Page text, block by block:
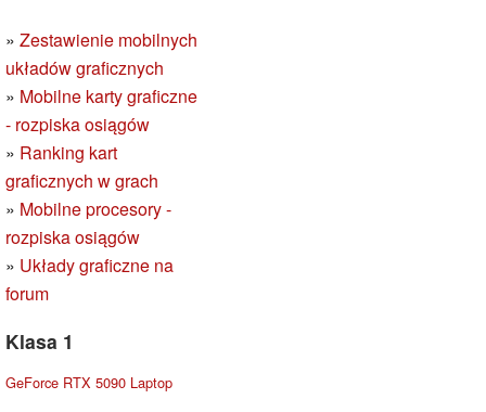
» Zestawienie mobilnych
układów graficznych
» Mobilne karty graficzne
- rozpiska osiągów
» Ranking kart
graficznych w grach
» Mobilne procesory -
rozpiska osiągów
» Układy graficzne na
forum
Klasa 1
GeForce RTX 5090 Laptop